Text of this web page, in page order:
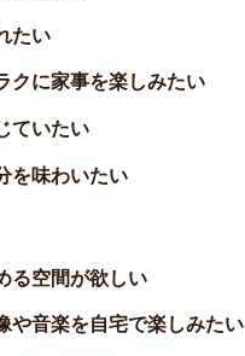
たい
クに家事を楽しみたい
ていたい
を味わいたい
る空間が欲しい
や音楽を自宅で楽しみたい